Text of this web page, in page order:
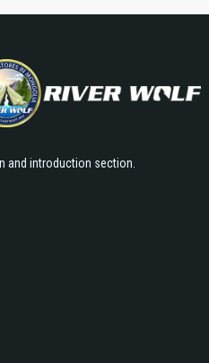
and introduction section.